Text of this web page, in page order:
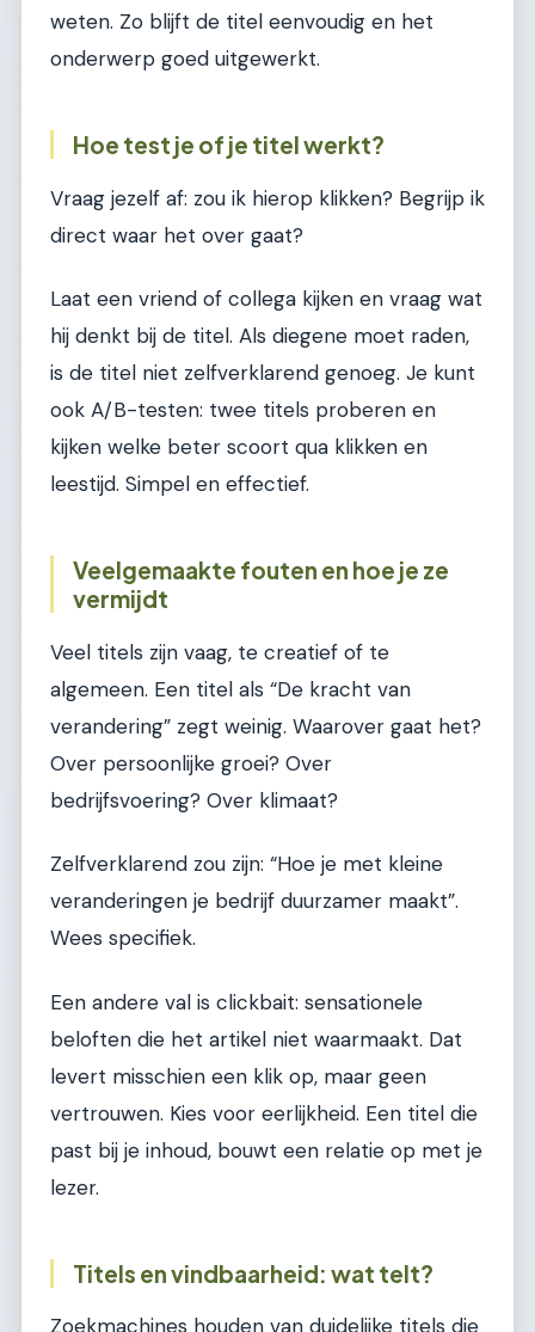
weten. Zo blijft de titel eenvoudig en het
onderwerp goed uitgewerkt.
Hoe test je of je titel werkt?
Vraag jezelf af: zou ik hierop klikken? Begrijp ik
direct waar het over gaat?
Laat een vriend of collega kijken en vraag wat
hij denkt bij de titel. Als diegene moet raden,
is de titel niet zelfverklarend genoeg. Je kunt
ook A/B-testen: twee titels proberen en
kijken welke beter scoort qua klikken en
leestijd. Simpel en effectief.
Veelgemaakte fouten en hoe je ze
vermijdt
Veel titels zijn vaag, te creatief of te
algemeen. Een titel als “De kracht van
verandering” zegt weinig. Waarover gaat het?
Over persoonlijke groei? Over
bedrijfsvoering? Over klimaat?
Zelfverklarend zou zijn: “Hoe je met kleine
veranderingen je bedrijf duurzamer maakt”.
Wees specifiek.
Een andere val is clickbait: sensationele
beloften die het artikel niet waarmaakt. Dat
levert misschien een klik op, maar geen
vertrouwen. Kies voor eerlijkheid. Een titel die
past bij je inhoud, bouwt een relatie op met je
lezer.
Titels en vindbaarheid: wat telt?
Zoekmachines houden van duidelijke titels die